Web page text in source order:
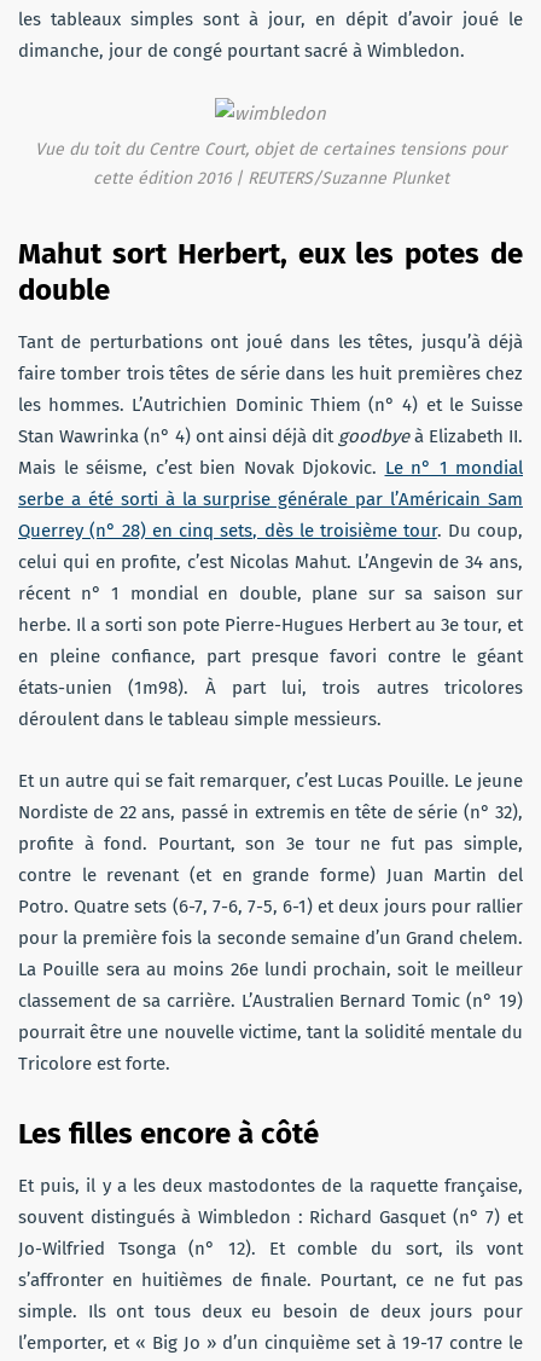
les tableaux simples sont à jour, en dépit d’avoir joué le
dimanche, jour de congé pourtant sacré à Wimbledon.
Vue du toit du Centre Court, objet de certaines tensions pour
cette édition 2016 | REUTERS/Suzanne Plunket
Mahut sort Herbert, eux les potes de
double
Tant de perturbations ont joué dans les têtes, jusqu’à déjà
faire tomber trois têtes de série dans les huit premières chez
les hommes. L’Autrichien Dominic Thiem (n° 4) et le Suisse
Stan Wawrinka (n° 4) ont ainsi déjà dit goodbyeà Elizabeth II.
Mais le séisme, c’est bien Novak Djokovic. Le n° 1 mondial
serbe a été sorti à la surprise générale par l’Américain Sam
Querrey (n° 28) en cinq sets, dès le troisième tour. Du coup,
celui qui en profite, c’est Nicolas Mahut. L’Angevin de 34 ans,
récent n° 1 mondial en double, plane sur sa saison sur
herbe. Il a sorti son pote Pierre-Hugues Herbert au 3e tour, et
en pleine confiance, part presque favori contre le géant
états-unien (1m98). À part lui, trois autres tricolores
déroulent dans le tableau simple messieurs.
Et un autre qui se fait remarquer, c’est Lucas Pouille. Le jeune
Nordiste de 22 ans, passé in extremis en tête de série (n° 32),
profite à fond. Pourtant, son 3e tour ne fut pas simple,
contre le revenant (et en grande forme) Juan Martin del
Potro. Quatre sets (6-7, 7-6, 7-5, 6-1) et deux jours pour rallier
pour la première fois la seconde semaine d’un Grand chelem.
La Pouille sera au moins 26e lundi prochain, soit le meilleur
classement de sa carrière. L’Australien Bernard Tomic (n° 19)
pourrait être une nouvelle victime, tant la solidité mentale du
Tricolore est forte.
Les filles encore à côté
Et puis, il y a les deux mastodontes de la raquette française,
souvent distingués à Wimbledon : Richard Gasquet (n° 7) et
Jo-Wilfried Tsonga (n° 12). Et comble du sort, ils vont
s’affronter en huitièmes de finale. Pourtant, ce ne fut pas
simple. Ils ont tous deux eu besoin de deux jours pour
l’emporter, et « Big Jo » d’un cinquième set à 19-17 contre le